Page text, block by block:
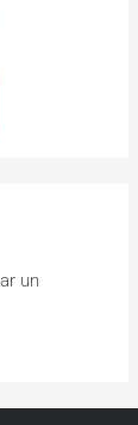
un